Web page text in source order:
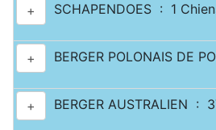
+ SCHAPENDOES : 1
+ BERGER POLONAIS DE
+ BERGER AUSTRALIEN :